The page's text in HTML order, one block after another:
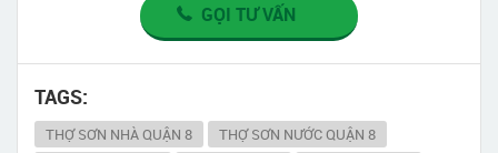
GỌI TƯ VẤN
TAGS:
THỢ SƠN NHÀ QUẬN 8
THỢ SƠN NƯỚC QUẬN 8